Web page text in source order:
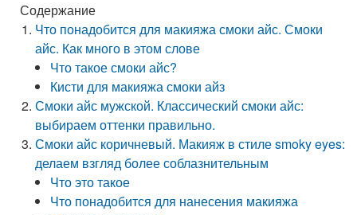
Содержание
Что понадобится для макияжа смоки айс. Смоки
айс. Как много в этом слове
Что такое смоки айс?
Кисти для макияжа смоки айз
Смоки айс мужской. Классический смоки айс:
выбираем оттенки правильно.
Смоки айс коричневый. Макияж в стиле smoky eyes:
делаем взгляд более соблазнительным
Что это такое
Что понадобится для нанесения макияжа